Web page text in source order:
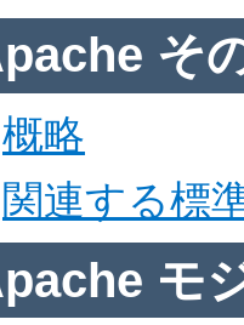
そ
概略
関連する標
モ